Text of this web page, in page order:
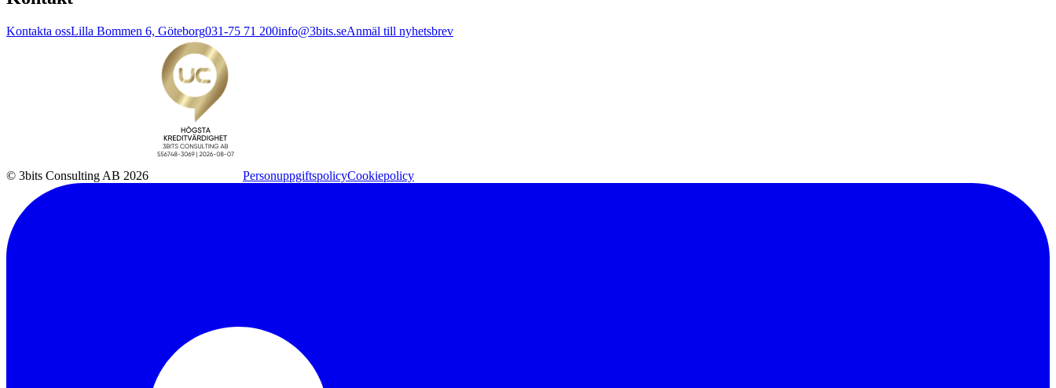
Kontakta ossLilla Bommen 6, Göteborg031-75 71 200info@3bits.seAnmäl till nyhetsbrev
© 3bits Consulting AB 2026 PersonuppgiftspolicyCookiepolicy